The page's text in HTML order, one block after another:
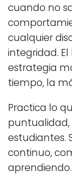
cuando no
cualquier
integridad.
estrategia
tiempo, la
Practica lo
estudiantes.
continuo,